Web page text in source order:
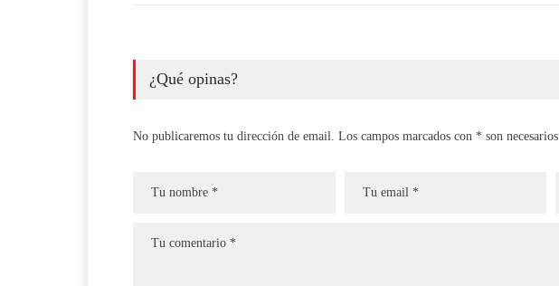
¿Qué opinas?
No publicaremos tu dirección de email. Los campos marcados con * son necesarios.